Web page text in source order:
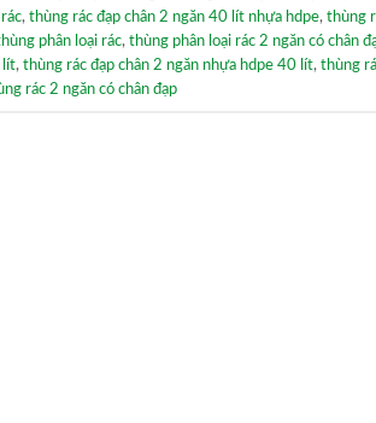
, thùng rác đạp chân 2 ngăn 40 lít nhựa hdpe, thùng
phân loại rác, thùng phân loại rác 2 ngăn có chân
lít, thùng rác đạp chân 2 ngăn nhựa hdpe 40 lít, thùng
rác 2 ngăn có chân đạp